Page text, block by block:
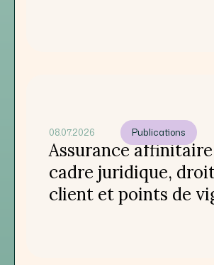
08.07.2026
Assurance
cadre juridique,
client et points de
Publications